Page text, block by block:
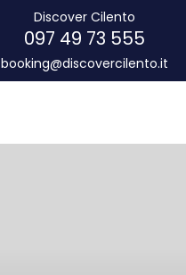
Discover Cilento
097 49 73 555
booking@discovercilento.it